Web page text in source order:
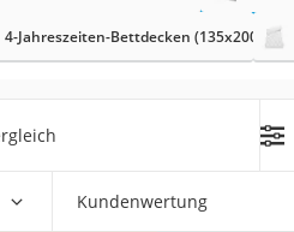
4-Jahreszeiten-Bettdecken (135x200 cm)
Kundenwertung